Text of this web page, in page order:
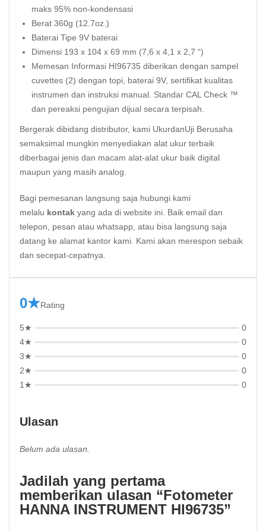
maks 95% non-kondensasi
Berat 360g (12.7oz.)
Baterai Tipe 9V baterai
Dimensi 193 x 104 x 69 mm (7,6 x 4,1 x 2,7 “)
Memesan Informasi HI96735 diberikan dengan sampel
cuvettes (2) dengan topi, baterai 9V, sertifikat kualitas
instrumen dan instruksi manual. Standar CAL Check ™
dan pereaksi pengujian dijual secara terpisah.
Bergerak dibidang distributor, kami UkurdanUji Berusaha
semaksimal mungkin menyediakan alat ukur terbaik
diberbagai jenis dan macam alat-alat ukur baik digital
maupun yang masih analog.
Bagi pemesanan langsung saja hubungi kami
melalu kontak yang ada di website ini. Baik email dan
telepon, pesan atau whatsapp, atau bisa langsung saja
datang ke alamat kantor kami. Kami akan merespon sebaik
dan secepat-cepatnya.
0★Rating
5★
0
4★
0
3★
0
2★
0
1★
0
Ulasan
Belum ada ulasan.
Jadilah yang pertama
memberikan ulasan “Fotometer
HANNA INSTRUMENT HI96735”